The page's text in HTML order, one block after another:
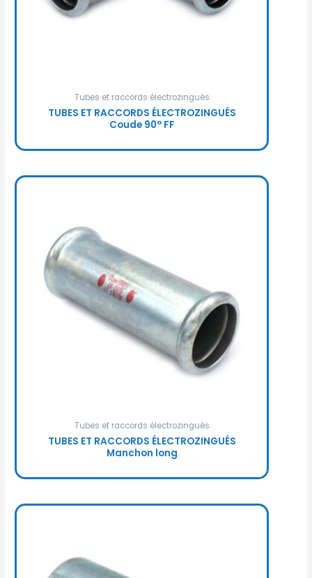
Tubes et raccords électrozingués
TUBES ET RACCORDS ÉLECTROZINGUÉS
Coude 90° FF
Tubes et raccords électrozingués
TUBES ET RACCORDS ÉLECTROZINGUÉS
Manchon long